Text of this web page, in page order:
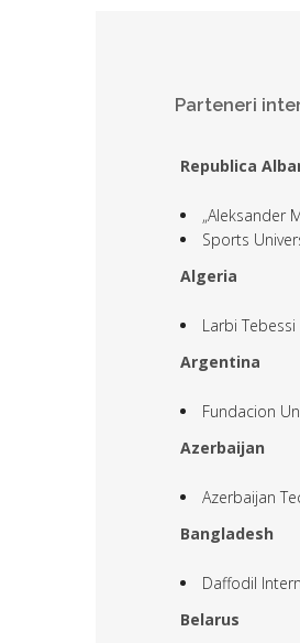
Parteneri
Republica
„Aleksander
Sports
Algeria
Larbi
Argentina
Fundacion
Azerbaijan
Azerbaijan
Bangladesh
Daffodil
Belarus